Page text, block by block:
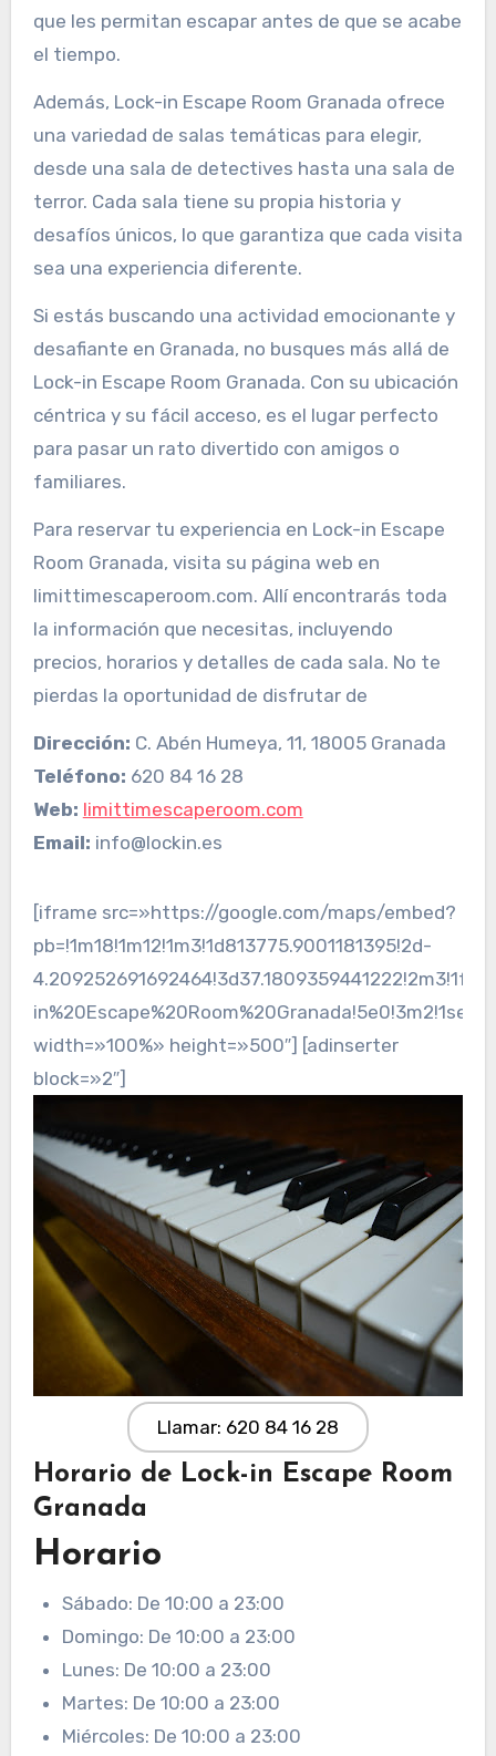
que les permitan escapar antes de que se acabe
el tiempo.
Además, Lock-in Escape Room Granada ofrece
una variedad de salas temáticas para elegir,
desde una sala de detectives hasta una sala de
terror. Cada sala tiene su propia historia y
desafíos únicos, lo que garantiza que cada visita
sea una experiencia diferente.
Si estás buscando una actividad emocionante y
desafiante en Granada, no busques más allá de
Lock-in Escape Room Granada. Con su ubicación
céntrica y su fácil acceso, es el lugar perfecto
para pasar un rato divertido con amigos o
familiares.
Para reservar tu experiencia en Lock-in Escape
Room Granada, visita su página web en
limittimescaperoom.com. Allí encontrarás toda
la información que necesitas, incluyendo
precios, horarios y detalles de cada sala. No te
pierdas la oportunidad de disfrutar de
Dirección: C. Abén Humeya, 11, 18005 Granada
Teléfono: 620 84 16 28
Web: limittimescaperoom.com
Email: info@lockin.es
[iframe src=»https://google.com/maps/embed?
pb=!1m18!1m12!1m3!1d813775.9001181395!2d-
width=»100%» height=»500″] [adinserter
block=»2″]
Llamar: 620 84 16 28
Horario de Lock-in Escape Room
Granada
Horario
Sábado: De 10:00 a 23:00
Domingo: De 10:00 a 23:00
Lunes: De 10:00 a 23:00
Martes: De 10:00 a 23:00
Miércoles: De 10:00 a 23:00